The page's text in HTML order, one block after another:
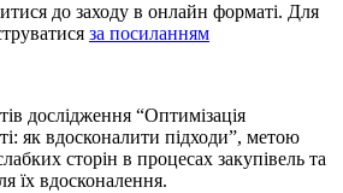
до заходу в онлайн форматі. Для
за посиланням
дослідження “Оптимізація
як вдосконалити підходи”, метою
сторін в процесах закупівель та
їх вдосконалення.